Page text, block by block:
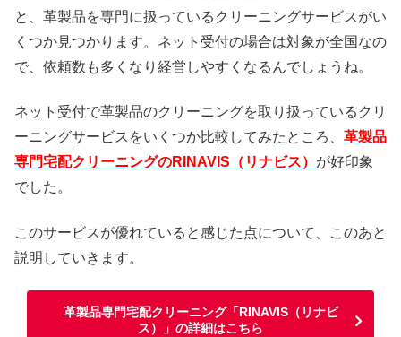
と、革製品を専門に扱っているクリーニングサービスがい
くつか見つかります。ネット受付の場合は対象が全国なの
で、依頼数も多くなり経営しやすくなるんでしょうね。
ネット受付で革製品のクリーニングを取り扱っているクリ
ーニングサービスをいくつか比較してみたところ、 革製品
専門宅配クリーニングのRINAVIS（リナビス） が好印象
でした。
このサービスが優れていると感じた点について、このあと
説明していきます。
革製品専門宅配クリーニング「RINAVIS（リナビ
ス）」の詳細はこちら